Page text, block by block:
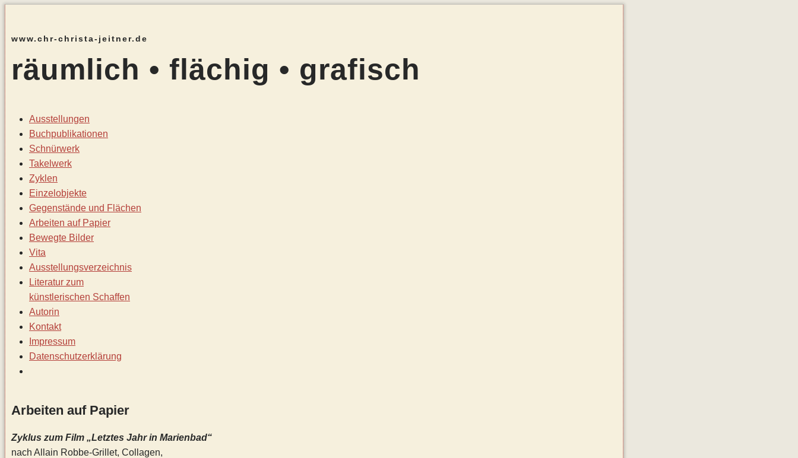
www.chr-christa-jeitner.de
räumlich • flächig • grafisch
Ausstellungen
Buchpublikationen
Schnürwerk
Takelwerk
Zyklen
Einzelobjekte
Gegenstände und Flächen
Arbeiten auf Papier
Bewegte Bilder
Vita
Ausstellungsverzeichnis
Literatur zum
künstlerischen Schaffen
Autorin
Kontakt
Impressum
Datenschutz­erklärung
Arbeiten auf Papier
Zyklus zum Film „Letztes Jahr in Marienbad“
nach Allain Robbe-Grillet, Collagen,